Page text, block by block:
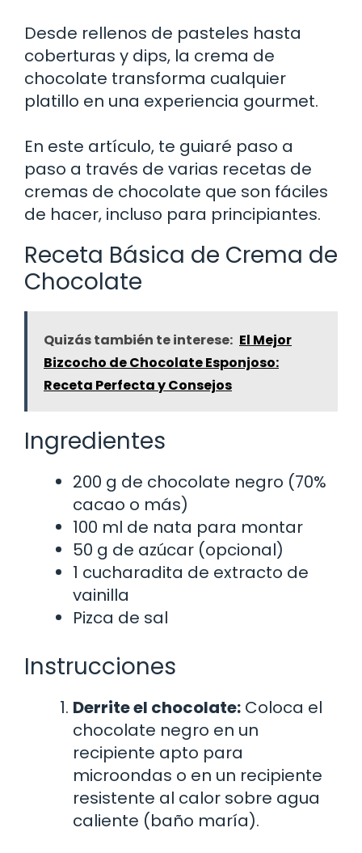
Desde rellenos de pasteles hasta
coberturas y dips, la crema de
chocolate transforma cualquier
platillo en una experiencia gourmet.
En este artículo, te guiaré paso a
paso a través de varias recetas de
cremas de chocolate que son fáciles
de hacer, incluso para principiantes.
Receta Básica de Crema de
Chocolate
Quizás también te interese: El Mejor
Bizcocho de Chocolate Esponjoso:
Receta Perfecta y Consejos
Ingredientes
200 g de chocolate negro (70%
cacao o más)
100 ml de nata para montar
50 g de azúcar (opcional)
1 cucharadita de extracto de
vainilla
Pizca de sal
Instrucciones
Derrite el chocolate: Coloca el
chocolate negro en un
recipiente apto para
microondas o en un recipiente
resistente al calor sobre agua
caliente (baño maría).